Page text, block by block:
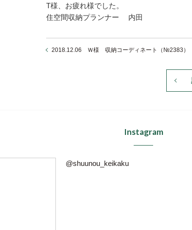
T様、お疲れ様でした。
住空間収納プランナー 内田
2018.12.06 Ｗ様 収納コーディネート（№2383）
Instagram
@shuunou_keikaku